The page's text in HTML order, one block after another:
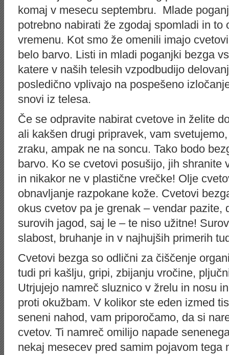
komaj v mesecu septembru. Mlade
potrebno nabirati že zgodaj spomladi in to
vremenu. Kot smo že omenili imajo
belo barvo. Listi in mladi poganjki bezga
katere v naših telesih vzpodbudijo
posledično vplivajo na pospešeno
snovi iz telesa.
Če se odpravite nabirat cvetove in želite
ali kakšen drugi pripravek, vam
zraku, ampak ne na soncu. Tako bodo
barvo. Ko se cvetovi posušijo, jih shranite
in nikakor ne v plastične vrečke! Olje
obnavljanje razpokane kože. Cvetovi
okus cvetov pa je grenak – vendar pazite,
surovih jagod, saj le – te niso užitne!
slabost, bruhanje in v najhujših primerih
Cvetovi bezga so odlični za čiščenje
tudi pri kašlju, gripi, zbijanju vročine,
Utrjujejo namreč sluznico v žrelu in nosu
proti okužbam. V kolikor ste eden izmed
seneni nahod, vam priporočamo, da si
cvetov. Ti namreč omilijo napade
nekaj mesecev pred samim pojavom tega